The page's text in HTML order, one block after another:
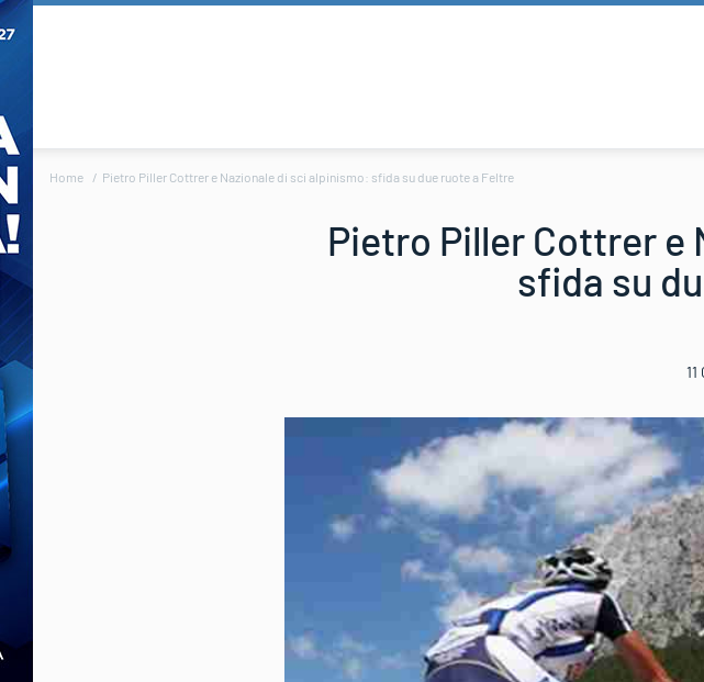
Home Pietro Piller Cottrer e Nazionale di sci alpinismo: sfida su due ruote a Feltre
Pietro Piller Cottrer e
sfida su
11